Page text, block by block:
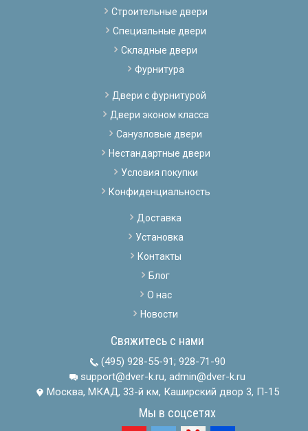
Строительные двери
Специальные двери
Складные двери
Фурнитура
Двери с фурнитурой
Двери эконом класса
Санузловые двери
Нестандартные двери
Условия покупки
Конфиденциальность
Доставка
Установка
Контакты
Блог
О нас
Новости
Свяжитесь с нами
(495) 928-55-91; 928-71-90
support@dver-k.ru, admin@dver-k.ru
Москва, МКАД, 33-й км, Каширский двор 3, П-15
Мы в соцсетях